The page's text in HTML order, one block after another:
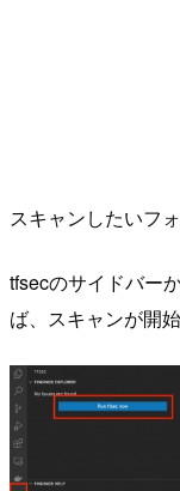
スキャンしたいフ
tfsecのサイドバー
ば、スキャンが開始